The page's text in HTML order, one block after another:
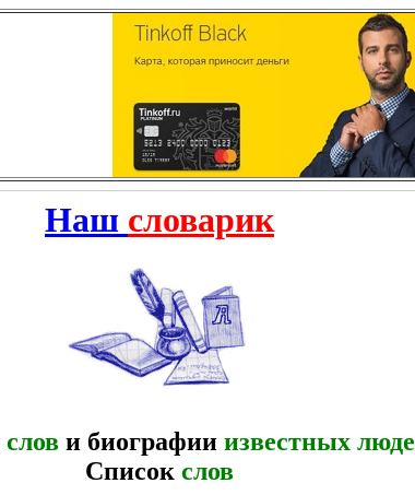
Наш словарик
слов и биографии известных
Список слов